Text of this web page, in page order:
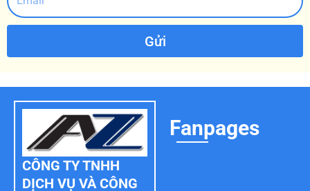
Gửi
CÔNG TY TNHH
DỊCH VỤ VÀ CÔNG
Fanpages